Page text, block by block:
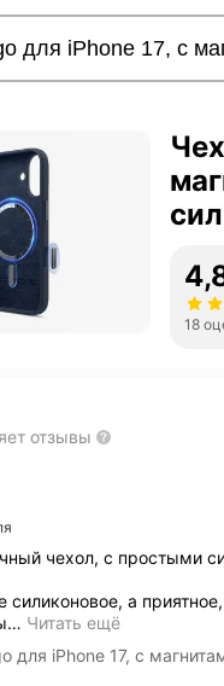
18
отзывы
чехол, с простыми
силиконовое, а
… Читать ещё
для iPhone 17, с